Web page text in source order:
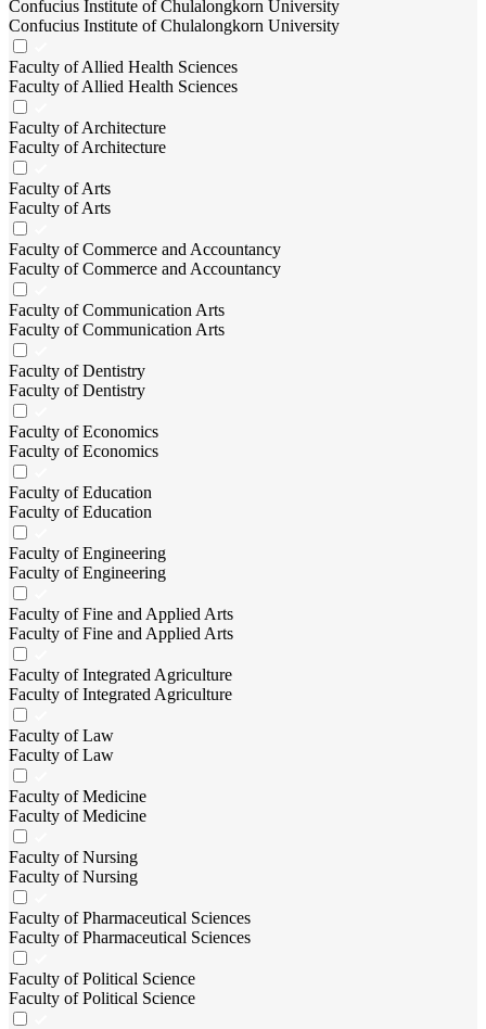
Confucius Institute of Chulalongkorn University
Confucius Institute of Chulalongkorn University
Faculty of Allied Health Sciences
Faculty of Allied Health Sciences
Faculty of Architecture
Faculty of Architecture
Faculty of Arts
Faculty of Arts
Faculty of Commerce and Accountancy
Faculty of Commerce and Accountancy
Faculty of Communication Arts
Faculty of Communication Arts
Faculty of Dentistry
Faculty of Dentistry
Faculty of Economics
Faculty of Economics
Faculty of Education
Faculty of Education
Faculty of Engineering
Faculty of Engineering
Faculty of Fine and Applied Arts
Faculty of Fine and Applied Arts
Faculty of Integrated Agriculture
Faculty of Integrated Agriculture
Faculty of Law
Faculty of Law
Faculty of Medicine
Faculty of Medicine
Faculty of Nursing
Faculty of Nursing
Faculty of Pharmaceutical Sciences
Faculty of Pharmaceutical Sciences
Faculty of Political Science
Faculty of Political Science